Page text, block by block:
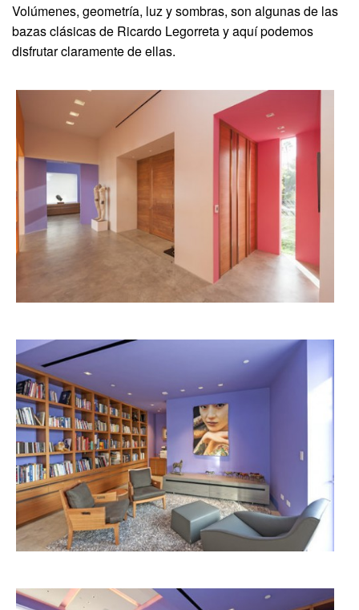
Volúmenes, geometría, luz y sombras, son algunas de las
bazas clásicas de Ricardo Legorreta y aquí podemos
disfrutar claramente de ellas.